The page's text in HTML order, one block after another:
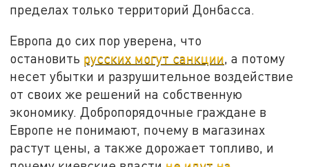
пределах только территорий Донбасса.
Европа до сих пор уверена, что
остановить русских могут санкции, а потому
несет убытки и разрушительное воздействие
от своих же решений на собственную
экономику. Добропорядочные граждане в
Европе не понимают, почему в магазинах
растут цены, а также дорожает топливо, и